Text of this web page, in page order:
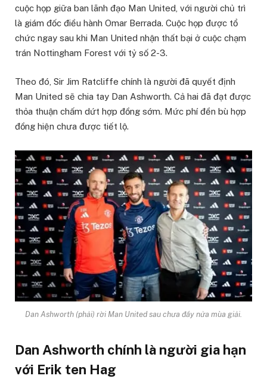
cuộc họp giữa ban lãnh đạo Man United, với người chủ trì
là giám đốc điều hành Omar Berrada. Cuộc họp được tổ
chức ngay sau khi Man United nhận thất bại ở cuộc chạm
trán Nottingham Forest với tỷ số 2-3.
Theo đó, Sir Jim Ratcliffe chính là người đã quyết định
Man United sẽ chia tay Dan Ashworth. Cả hai đã đạt được
thỏa thuận chấm dứt hợp đồng sớm. Mức phí đền bù hợp
đồng hiện chưa được tiết lộ.
Dan Ashworth (phải) rời Man United sau chưa đầy nửa mùa giải.
Dan Ashworth chính là người gia hạn
với Erik ten Hag